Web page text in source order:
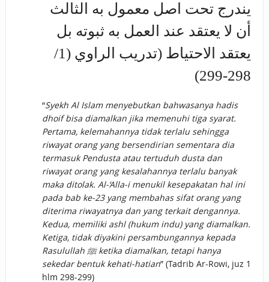
يندرج تحت اصل معمول به الثالث
أن لا يعتقد عند العمل به ثبوته بل
يعتقد الاحتياط (تدريب الراوي (1/
298-299)
“Syekh Al Islam menyebutkan bahwasanya hadis
dhoif bisa diamalkan jika memenuhi tiga syarat.
Pertama, kelemahannya tidak terlalu sehingga
riwayat orang yang bersendirian sementara dia
termasuk Pendusta atau tertuduh dusta dan
riwayat orang yang kesalahannya terlalu banyak
maka ditolak. Al-‘Alla-i menukil kesepakatan hal ini
pada bab ke-23 yang membahas sifat orang yang
diterima riwayatnya dan yang terkait dengannya.
Kedua, memiliki ashl (hukum indu) yang diamalkan.
Ketiga, tidak diyakini persambungannya kepada
Rasulullah ﷺ ketika diamalkan, tetapi hanya
sekedar bentuk kehati-hatian” (Tadrib Ar-Rowi, juz 1
hlm 298-299)